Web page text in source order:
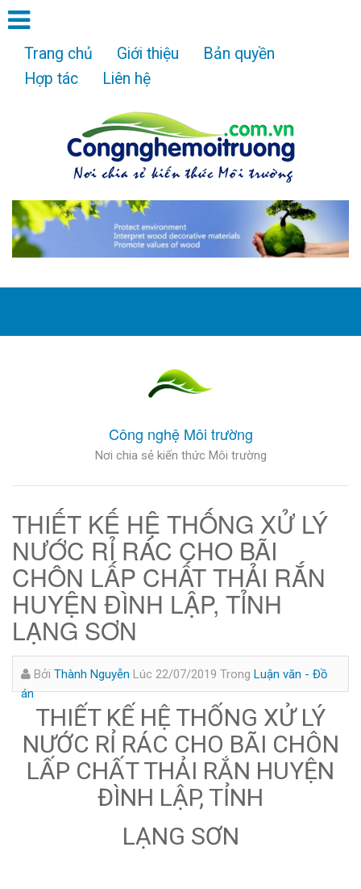
Trang chủ Giới thiệu
Bản quyền
Hợp tác
Liên hệ
Công nghệ Môi trường
Nơi chia sẻ kiến thức Môi trường
THIẾT KẾ HỆ THỐNG XỬ LÝ
NƯỚC RỈ RÁC CHO BÃI
CHÔN LẤP CHẤT THẢI RẮN
HUYỆN ĐÌNH LẬP, TỈNH
LẠNG SƠN
Bởi Thành Nguyễn Lúc 22/07/2019 Trong Luận văn - Đồ
án
THIẾT KẾ HỆ THỐNG XỬ LÝ
NƯỚC RỈ RÁC CHO BÃI CHÔN
LẤP CHẤT THẢI RẮN HUYỆN
ĐÌNH LẬP, TỈNH
LẠNG SƠN